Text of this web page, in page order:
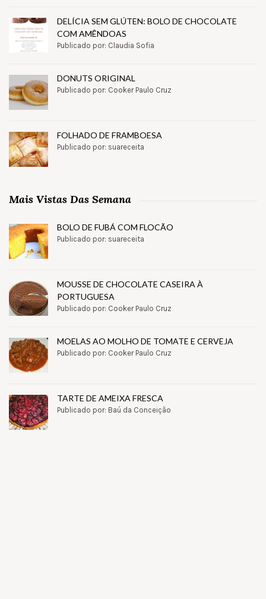
DELÍCIA SEM GLÚTEN: BOLO DE CHOCOLATE
COM AMÊNDOAS
Publicado por: Claudia Sofia
DONUTS ORIGINAL
Publicado por: Cooker Paulo Cruz
FOLHADO DE FRAMBOESA
Publicado por: suareceita
Mais Vistas Das Semana
BOLO DE FUBÁ COM FLOCÃO
Publicado por: suareceita
MOUSSE DE CHOCOLATE CASEIRA À
PORTUGUESA
Publicado por: Cooker Paulo Cruz
MOELAS AO MOLHO DE TOMATE E CERVEJA
Publicado por: Cooker Paulo Cruz
TARTE DE AMEIXA FRESCA
Publicado por: Baú da Conceição